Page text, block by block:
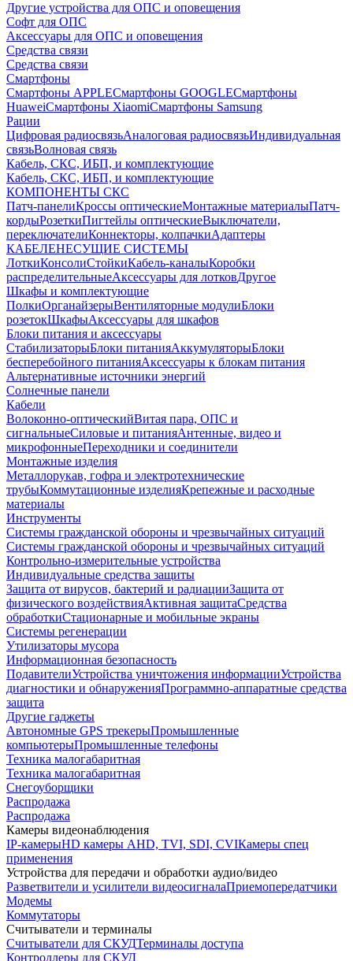
Другие устройства для ОПС и оповещения
Софт для ОПС
Аксессуары для ОПС и оповещения
Средства связи
Средства связи
Смартфоны
Смартфоны APPLEСмартфоны GOOGLEСмартфоны
HuaweiСмартфоны XiaomiСмартфоны Samsung
Рации
Цифровая радиосвязьАналоговая радиосвязьИндивидуальная
связьВолновая связь
Кабель, СКС, ИБП, и комплектующие
Кабель, СКС, ИБП, и комплектующие
КОМПОНЕНТЫ СКС
Патч-панелиКроссы оптическиеМонтажные материалыПатч-
кордыРозеткиПигтейлы оптическиеВыключатели,
переключателиКоннекторы, колпачкиАдаптеры
КАБЕЛЕНЕСУЩИЕ СИСТЕМЫ
ЛоткиКонсолиСтойкиКабель-каналыКоробки
распределительныеАксессуары для лотковДругое
Шкафы и комплектующие
ПолкиОрганайзерыВентиляторные модулиБлоки
розетокШкафыАксессуары для шкафов
Блоки питания и аксессуары
СтабилизаторыБлоки питанияАккумуляторыБлоки
бесперебойного питанияАксессуары к блокам питания
Альтернативные источники энергий
Солнечные панели
Кабели
Волоконно-оптическийВитая пара, ОПС и
сигнальныеСиловые и питанияАнтенные, видео и
микрофонныеПереходники и соединители
Монтажные изделия
Металлорукав, гофра и электротехнические
трубыКоммутационные изделияКрепежные и расходные
материалы
Инструменты
Системы гражданской обороны и чрезвычайных ситуаций
Системы гражданской обороны и чрезвычайных ситуаций
Контрольно-измерительные устройства
Индивидуальные средства защиты
Защита от вирусов, бактерий и радиацииЗащита от
физического воздействияАктивная защитаСредства
обработкиСтационарные и мобильные экраны
Системы регенерации
Утилизаторы мусора
Информационная безопасность
ПодавителиУстройства уничтожения информацииУстройства
диагностики и обнаруженияПрограммно-аппаратные средства
защита
Другие гаджеты
Автономные GPS трекерыПромышленные
компьютерыПромышленные телефоны
Техника малогабаритная
Техника малогабаритная
Снегоуборщики
Распродажа
Распродажа
Камеры видеонаблюдения
IP-камерыHD камеры AHD, TVI, SDI, CVIКамеры спец
применения
Устройства для передачи и обработки аудио/видео
Разветвители и усилители видеосигналаПриемопередатчики
Модемы
Коммутаторы
Считыватели и терминалы
Считыватели для СКУДТерминалы доступа
Контроллеры для СКУД